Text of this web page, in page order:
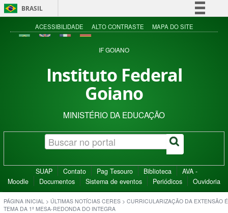
BRASIL
Simplifique!
Acesso à informação
ACESSIBILIDADE ALTO CONTRASTE MAPA DO SITE
IF GOIANO
Instituto Federal
Goiano
MINISTÉRIO DA EDUCAÇÃO
SUAP Contato Pag Tesouro Biblioteca
AVA -
Moodle
Documentos Sistema de eventos Periódicos Ouvidoria
PÁGINA INICIAL > ÚLTIMAS NOTÍCIAS CERES > CURRICULARIZAÇÃO DA EXTENSÃO É
TEMA DA 1ª MESA-REDONDA DO INTEGRA